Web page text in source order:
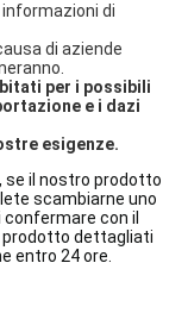
di
di aziende
per i possibili
e i dazi
esigenze.
se il nostro prodotto
scambiarne uno
con il
prodotto dettagliati
entro 24 ore.